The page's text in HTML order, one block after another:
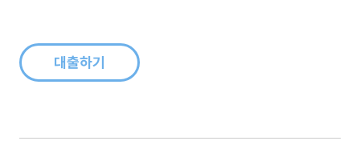
대출하기